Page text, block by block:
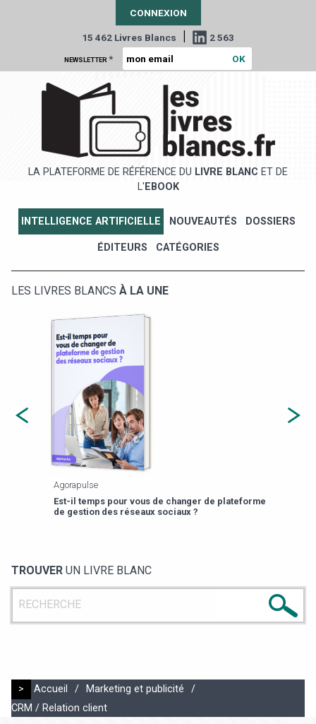
CONNEXION
15 462 Livres Blancs | 2 563
NEWSLETTER *
LA PLATEFORME DE RÉFÉRENCE DU LIVRE BLANC ET DE
L' EBOOK
INTELLIGENCE ARTIFICIELLE NOUVEAUTÉS DOSSIERS
ÉDITEURS CATÉGORIES
LES LIVRES BLANCS À LA UNE
Agorapulse
Est-il temps pour vous de changer de plateforme
de gestion des réseaux sociaux ?
TROUVER UN LIVRE BLANC
> Accueil / Marketing et publicité
/
CRM / Relation client